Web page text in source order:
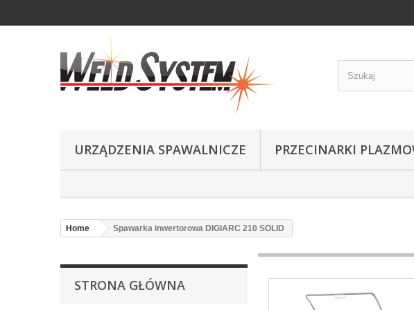
URZĄDZENIA SPAWALNICZE PRZECINARKI
Home Spawarka inwertorowa DIGIARC 210 SOLID
STRONA GŁÓWNA